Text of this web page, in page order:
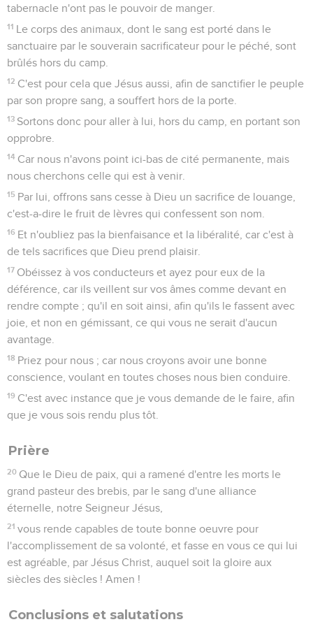
tabernacle n'ont pas le pouvoir de manger.
11 Le corps des animaux, dont le sang est porté dans le
sanctuaire par le souverain sacrificateur pour le péché, sont
brûlés hors du camp.
12 C'est pour cela que Jésus aussi, afin de sanctifier le peuple
par son propre sang, a souffert hors de la porte.
13 Sortons donc pour aller à lui, hors du camp, en portant son
opprobre.
14 Car nous n'avons point ici-bas de cité permanente, mais
nous cherchons celle qui est à venir.
15 Par lui, offrons sans cesse à Dieu un sacrifice de louange,
c'est-a-dire le fruit de lèvres qui confessent son nom.
16 Et n'oubliez pas la bienfaisance et la libéralité, car c'est à
de tels sacrifices que Dieu prend plaisir.
17 Obéissez à vos conducteurs et ayez pour eux de la
déférence, car ils veillent sur vos âmes comme devant en
rendre compte ; qu'il en soit ainsi, afin qu'ils le fassent avec
joie, et non en gémissant, ce qui vous ne serait d'aucun
avantage.
18 Priez pour nous ; car nous croyons avoir une bonne
conscience, voulant en toutes choses nous bien conduire.
19 C'est avec instance que je vous demande de le faire, afin
que je vous sois rendu plus tôt.
Prière
20 Que le Dieu de paix, qui a ramené d'entre les morts le
grand pasteur des brebis, par le sang d'une alliance
éternelle, notre Seigneur Jésus,
21 vous rende capables de toute bonne oeuvre pour
l'accomplissement de sa volonté, et fasse en vous ce qui lui
est agréable, par Jésus Christ, auquel soit la gloire aux
siècles des siècles ! Amen !
Conclusions et salutations